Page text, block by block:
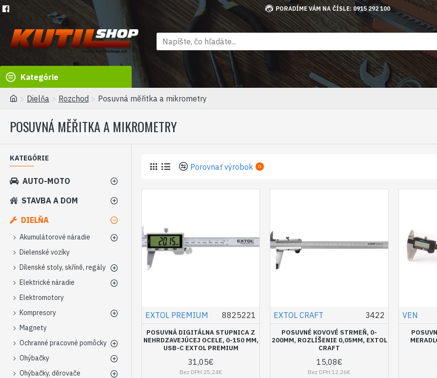
PORADÍME VÁM NA ČÍSLE: 0915 292 100
Kategórie
Dielňa Rozchod Posuvná měřitka a mikrometry
POSUVNÁ MĚŘITKA A MIKROMETRY
KATEGÓRIE
AUTO-MOTO
STAVBA A DOM
DIELŇA
Akumulátorové náradie
Dielenské vozíky
Dílenské stoly, skříně, regály
Elektrické náradie
Elektromotory
Kompresory
Magnety
Ochranné pracovné pomôcky
Ohýbačky
Ohýbačky, děrovače
Porovnať výrobok 0
EXTOL PREMIUM 8825221
POSUVNÁ DIGITÁLNA STUPNICA Z
NEHRDZAVEJÚCEJ OCELE, 0-150 MM,
USB-C EXTOL PREMIUM
31,05€
Bez DPH:25,24€
EXTOL CRAFT 3422
POSUVNÉ KOVOVÉ STRMEŇ, 0-
200MM, ROZLÍŠENIE 0,05MM, EXTOL
CRAFT
15,08€
Bez DPH:12,26€
VEN